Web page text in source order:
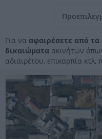
Για να αφαιρέσετε από τα
δικαιώματα ακινήτων
αδιαιρέτου, επικαρπία κτλ,